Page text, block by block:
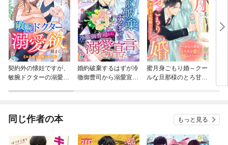
契約外の懐妊ですが、
敏腕ドクターの溺愛欲
婚約破棄するはずが冷
徹御曹司から溺愛宣言
蜜月身ごもり婚～クー
ルな旦那様のとろ甘な
那
同じ作者の本 もっと見る